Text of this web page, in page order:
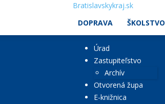
Bratislavskykraj.sk
DOPRAVA
ŠKOLSTVO
Úrad
Zastupiteľstvo
Archív
Otvorená župa
E-knižnica